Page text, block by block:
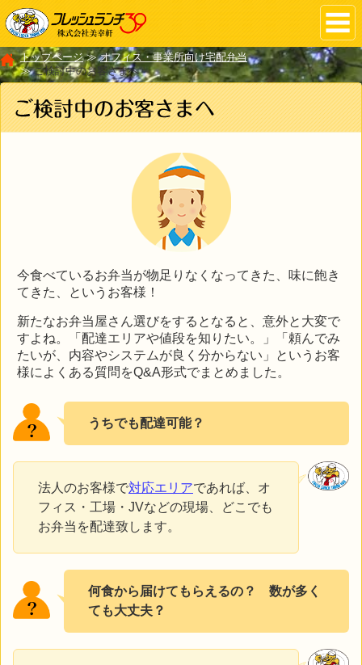
トップページ
オフィス・事業所向け宅配弁当
ご検討中のお客さまへ
今食べているお弁当が物足りなくなってきた、味に飽き
てきた、というお客様！
新たなお弁当屋さん選びをするとなると、意外と大変で
すよね。「配達エリアや値段を知りたい。」「頼んでみ
たいが、内容やシステムが良く分からない」というお客
様によくある質問をQ&A形式でまとめました。
うちでも配達可能？
法人のお客様で対応エリアであれば、オ
フィス・工場・JVなどの現場、どこでも
お弁当を配達致します。
何食から届けてもらえるの？ 数が多く
ても大丈夫？
t
o
g
g
l
e
n
a
v
i
g